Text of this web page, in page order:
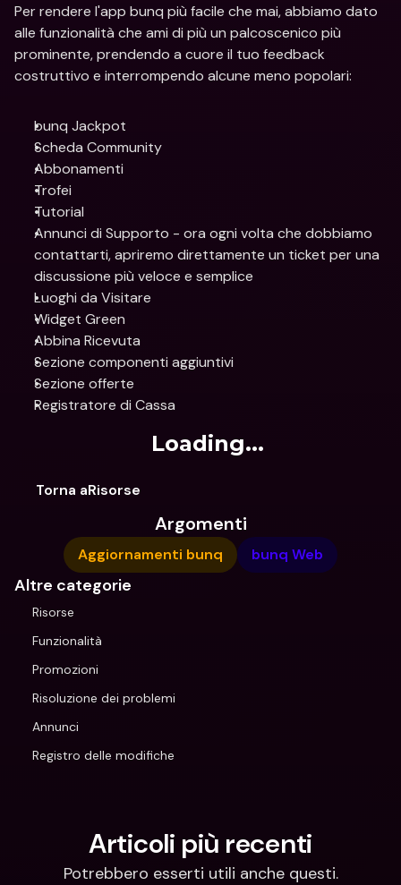
Per rendere l'app bunq più facile che mai, abbiamo dato
alle funzionalità che ami di più un palcoscenico più
prominente, prendendo a cuore il tuo feedback
costruttivo e interrompendo alcune meno popolari:
bunq Jackpot
Scheda Community
Abbonamenti
Trofei
Tutorial
Annunci di Supporto - ora ogni volta che dobbiamo
contattarti, apriremo direttamente un ticket per una
discussione più veloce e semplice
Luoghi da Visitare
Widget Green
Abbina Ricevuta
Sezione componenti aggiuntivi
Sezione offerte
Registratore di Cassa
Loading...
Torna aRisorse
Argomenti
Aggiornamenti bunq bunq Web
Altre categorie
Risorse
Funzionalità
Promozioni
Risoluzione dei problemi
Annunci
Registro delle modifiche
Articoli più recenti
Potrebbero esserti utili anche questi.